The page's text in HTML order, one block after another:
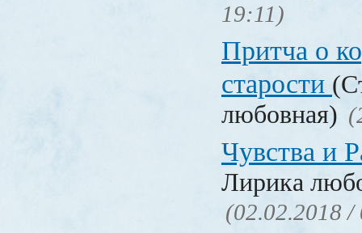
19:11)
Притча о
старости
любовная)
Чувства и
Лирика
(02.02.2018 /